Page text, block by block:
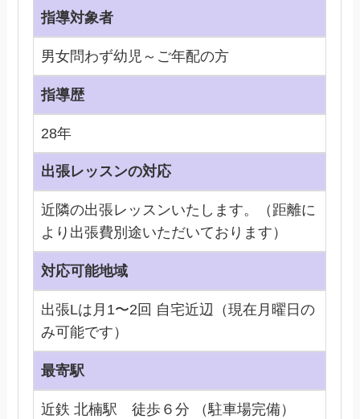
指導対象者
男女問わず幼児～ご年配の方
指導歴
28年
出張レッスンの対応
近隣の出張レッスンいたします。（距離に
より出張費別途いただいております）
対応可能地域
出張Lは月1〜2回 自宅近辺（現在月曜日の
み可能です）
最寄駅
近鉄 北楠駅 徒歩６分 （駐車場完備）